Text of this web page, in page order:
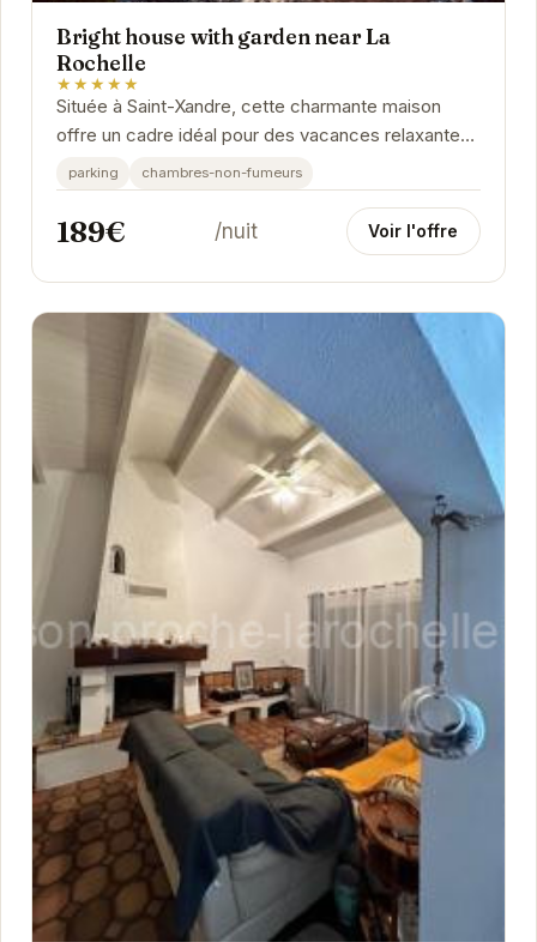
Bright house with garden near La
Rochelle
★★★★★
Située à Saint-Xandre, cette charmante maison
offre un cadre idéal pour des vacances relaxantes.
Avec son jardin privé et sa proximité avec La...
parking chambres-non-fumeurs
189€ /nuit Voir l'offre